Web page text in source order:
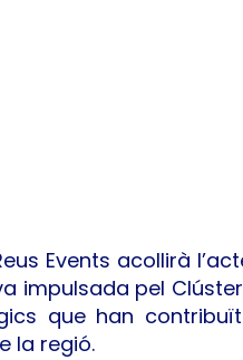
Events acollirà
impulsada pel
que han
la regió.